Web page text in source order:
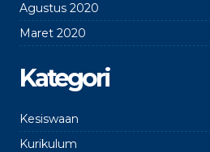
Agustus 2020
Maret 2020
Kategori
Kesiswaan
Kurikulum